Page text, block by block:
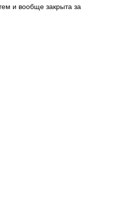
и вообще закрыта за